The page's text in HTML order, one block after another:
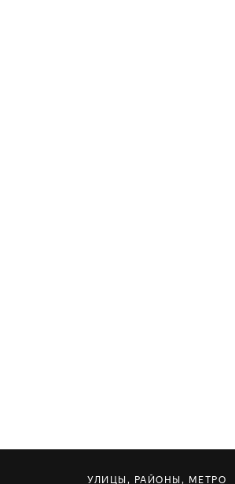
УЛИЦЫ, РАЙОНЫ, МЕТРО